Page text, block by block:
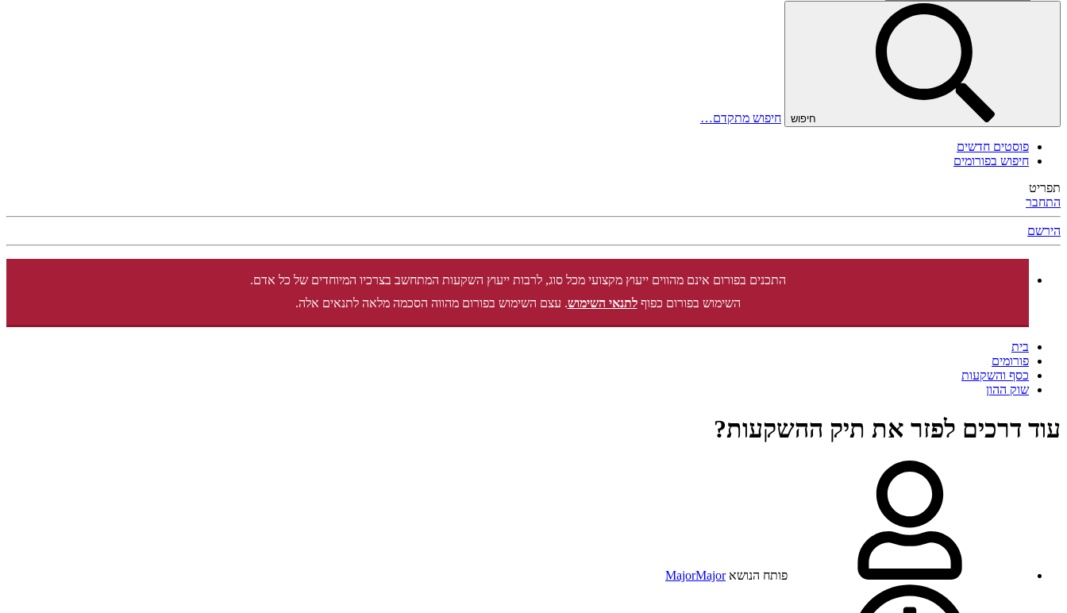
חיפוש חיפוש מתקדם…
פוסטים חדשים
חיפוש בפורומים
תפריט
התחבר
הירשם
התכנים בפורום אינם מהווים ייעוץ מקצועי מכל סוג, לרבות ייעוץ השקעות המתחשב בצרכיו המיוחדים של כל אדם.
השימוש בפורום כפוףלתנאי השימוש. עצם השימוש בפורום מהווה הסכמה מלאה לתנאים אלה.
בית
פורומים
כסף והשקעות
שוק ההון
עוד דרכים לפזר את תיק ההשקעות?
פותח הנושא MajorMajor